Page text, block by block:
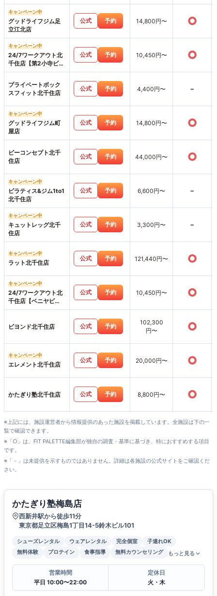
キャンペーン中
グッドライフジム足
立江北店
公式 予約 14,800円〜 ○
キャンペーン中
24/7ワークアウト北
千住店【第2小寺ビ
ル】
公式 予約 10,450円〜 ○
プライベートボック
スフィット北千住店
公式 予約 4,400円〜 -
キャンペーン中
グッドライフジム町
屋店
公式 予約 14,800円〜 ○
ビーコンセプト北千
住店
公式 予約 44,000円〜 ○
キャンペーン中
ピラティス&ジム1to1
北千住店
公式 予約 6,600円〜 -
キャンペーン中
キュットレッグ北千
住店
公式 予約 3,300円〜 -
キャンペーン中
ラット北千住店
公式 予約 121,440円〜 ○
キャンペーン中
24/7ワークアウト北
千住店【ベニヤビ
ル】
公式 予約 10,450円〜 ○
ビヨンド北千住店 公式 予約
102,300
円〜
○
キャンペーン中
エレメント北千住店
公式 予約 20,000円〜 ○
かたぎり塾北千住店 公式 予約 8,800円〜 ○
※上記には、施設運営者から情報提供のあった施設を掲載しています。全施設は下の一
覧で確認できます。
※「○」は、FIT PALETTE編集部が独自の調査・基準に基づき、特におすすめする項目
です。
※「－」は未提供を示すものではありません。詳細は各施設の公式サイトをご確認くだ
さい。
かたぎり塾梅島店
西新井駅から徒歩11分
東京都足立区梅島1丁目14-5鈴木ビル101
シューズレンタル ウェアレンタル 完全個室
子連れOK
無料体験
プロテイン 食事指導 無料カウンセリング もっと見る
営業時間
平日 10:00〜22:00
定休日
火・木